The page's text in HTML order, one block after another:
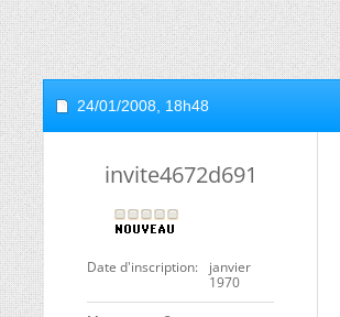
24/01/2008, 18h48
invite4672d691
Date d'inscription
janvier
1970